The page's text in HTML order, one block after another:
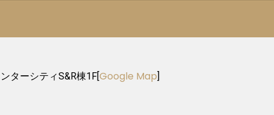
ターシティS&R棟1F[Google Map]